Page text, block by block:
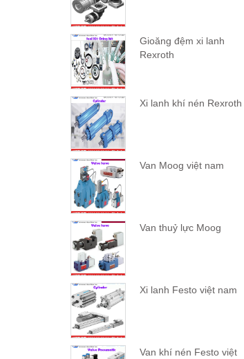
Gioăng đệm xi lanh
Rexroth
Xi lanh khí nén Rexroth
Van Moog việt nam
Van thuỷ lực Moog
Xi lanh Festo việt nam
Van khí nén Festo việt